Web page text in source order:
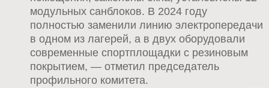
модульных санблоков. В 2024 году
полностью заменили линию электропередачи
в одном из лагерей, а в двух оборудовали
современные спортплощадки с резиновым
покрытием, — отметил председатель
профильного комитета.